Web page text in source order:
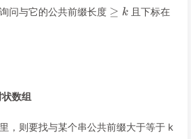
问与它的公共前缀长度 \ge
≥ k 且下标在
数组
，则要找与某个串公共前缀大于等于 k